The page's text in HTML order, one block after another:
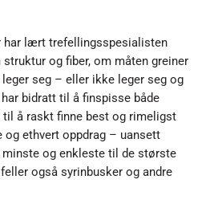
har lært trefellingsspesialisten
struktur og fiber, om måten greiner
seg – eller ikke leger seg og
bidratt til å finspisse både
til å raskt finne best og rimeligst
og ethvert oppdrag – uansett
og enkleste til de største
også syrinbusker og andre